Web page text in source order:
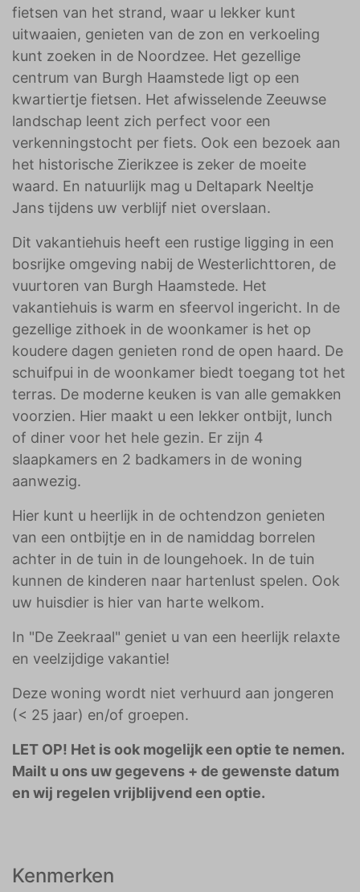
fietsen van het strand, waar u lekker kunt
uitwaaien, genieten van de zon en verkoeling
kunt zoeken in de Noordzee. Het gezellige
centrum van Burgh Haamstede ligt op een
kwartiertje fietsen. Het afwisselende Zeeuwse
landschap leent zich perfect voor een
verkenningstocht per fiets. Ook een bezoek aan
het historische Zierikzee is zeker de moeite
waard. En natuurlijk mag u Deltapark Neeltje
Jans tijdens uw verblijf niet overslaan.
Dit vakantiehuis heeft een rustige ligging in een
bosrijke omgeving nabij de Westerlichttoren, de
vuurtoren van Burgh Haamstede. Het
vakantiehuis is warm en sfeervol ingericht. In de
gezellige zithoek in de woonkamer is het op
koudere dagen genieten rond de open haard. De
schuifpui in de woonkamer biedt toegang tot het
terras. De moderne keuken is van alle gemakken
voorzien. Hier maakt u een lekker ontbijt, lunch
of diner voor het hele gezin. Er zijn 4
slaapkamers en 2 badkamers in de woning
aanwezig.
Hier kunt u heerlijk in de ochtendzon genieten
van een ontbijtje en in de namiddag borrelen
achter in de tuin in de loungehoek. In de tuin
kunnen de kinderen naar hartenlust spelen. Ook
uw huisdier is hier van harte welkom.
In "De Zeekraal" geniet u van een heerlijk relaxte
en veelzijdige vakantie!
Deze woning wordt niet verhuurd aan jongeren
(< 25 jaar) en/of groepen.
LET OP! Het is ook mogelijk een optie te nemen.
Mailt u ons uw gegevens + de gewenste datum
en wij regelen vrijblijvend een optie.
Kenmerken